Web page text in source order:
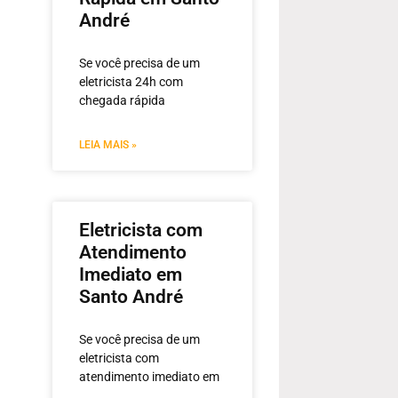
André
Se você precisa de um
eletricista 24h com
chegada rápida
LEIA MAIS »
Eletricista com
Atendimento
Imediato em
Santo André
Se você precisa de um
eletricista com
atendimento imediato em